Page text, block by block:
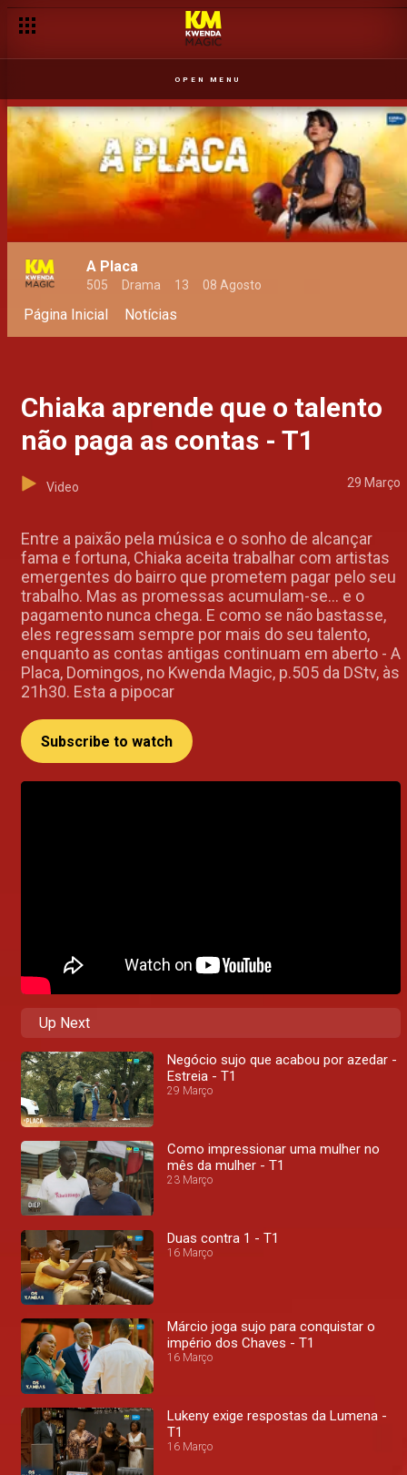
OPEN MENU
A Placa
505 Drama 13 08 Agosto
Página Inicial Notícias
Chiaka aprende que o talento
não paga as contas - T1
Video 29 Março
Entre a paixão pela música e o sonho de alcançar
fama e fortuna, Chiaka aceita trabalhar com artistas
emergentes do bairro que prometem pagar pelo seu
trabalho. Mas as promessas acumulam-se… e o
pagamento nunca chega. E como se não bastasse,
eles regressam sempre por mais do seu talento,
enquanto as contas antigas continuam em aberto - A
Placa, Domingos, no Kwenda Magic, p.505 da DStv, às
21h30. Esta a pipocar
Subscribe to watch
Up Next
Negócio sujo que acabou por azedar -
Estreia - T1
29 Março
Como impressionar uma mulher no
mês da mulher - T1
23 Março
Duas contra 1 - T1
16 Março
Márcio joga sujo para conquistar o
império dos Chaves - T1
16 Março
Lukeny exige respostas da Lumena -
T1
16 Março